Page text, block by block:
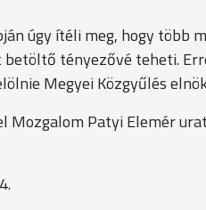
úgy ítéli meg, hogy több
tényezővé teheti.
Megyei Közgyűlés
Mozgalom Patyi Elemér